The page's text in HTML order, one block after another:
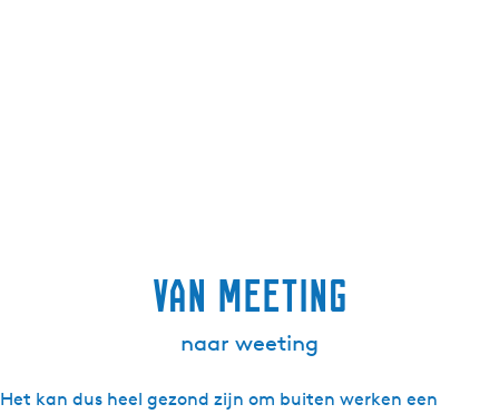
van meeting
naar weeting
Het kan dus heel gezond zijn om buiten werken een